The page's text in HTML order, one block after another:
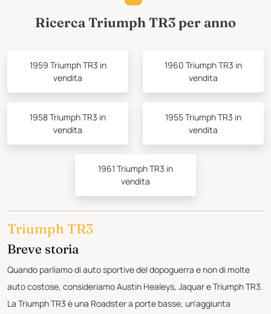
Ricerca Triumph TR3 per anno
1959 Triumph TR3 in
vendita
1960 Triumph TR3 in
vendita
1958 Triumph TR3 in
vendita
1955 Triumph TR3 in
vendita
1961 Triumph TR3 in
vendita
Triumph TR3
Breve storia
Quando parliamo di auto sportive del dopoguerra e non di molte
auto costose, consideriamo Austin Healeys, Jaquar e Triumph TR3.
La Triumph TR3 è una Roadster a porte basse, un'aggiunta